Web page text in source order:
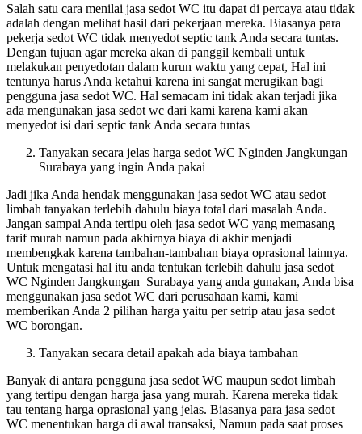
Salah satu cara menilai jasa sedot WC itu dapat di percaya atau tidak
adalah dengan melihat hasil dari pekerjaan mereka. Biasanya para
pekerja sedot WC tidak menyedot septic tank Anda secara tuntas.
Dengan tujuan agar mereka akan di panggil kembali untuk
melakukan penyedotan dalam kurun waktu yang cepat, Hal ini
tentunya harus Anda ketahui karena ini sangat merugikan bagi
pengguna jasa sedot WC. Hal semacam ini tidak akan terjadi jika
ada mengunakan jasa sedot wc dari kami karena kami akan
menyedot isi dari septic tank Anda secara tuntas
Tanyakan secara jelas harga sedot WC Nginden Jangkungan
Surabaya yang ingin Anda pakai
Jadi jika Anda hendak menggunakan jasa sedot WC atau sedot
limbah tanyakan terlebih dahulu biaya total dari masalah Anda.
Jangan sampai Anda tertipu oleh jasa sedot WC yang memasang
tarif murah namun pada akhirnya biaya di akhir menjadi
membengkak karena tambahan-tambahan biaya oprasional lainnya.
Untuk mengatasi hal itu anda tentukan terlebih dahulu jasa sedot
WC Nginden Jangkungan Surabaya yang anda gunakan, Anda bisa
menggunakan jasa sedot WC dari perusahaan kami, kami
memberikan Anda 2 pilihan harga yaitu per setrip atau jasa sedot
WC borongan.
Tanyakan secara detail apakah ada biaya tambahan
Banyak di antara pengguna jasa sedot WC maupun sedot limbah
yang tertipu dengan harga jasa yang murah. Karena mereka tidak
tau tentang harga oprasional yang jelas. Biasanya para jasa sedot
WC menentukan harga di awal transaksi, Namun pada saat proses